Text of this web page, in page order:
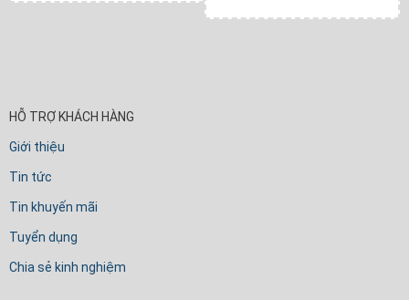
HỖ TRỢ KHÁCH HÀNG
Giới thiệu
Tin tức
Tin khuyến mãi
Tuyển dụng
Chia sẻ kinh nghiệm